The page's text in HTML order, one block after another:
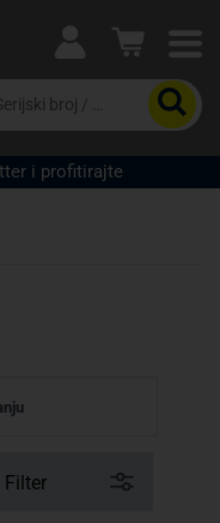
proizvoda i
i profitirajte
Filter